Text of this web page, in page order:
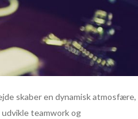
skaber en dynamisk
teamwork og